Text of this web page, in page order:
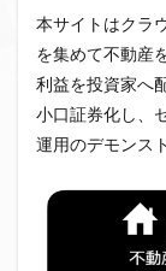
本サイトはクラ
を集めて不動産
利益を投資家へ
小口証券化し、
運用のデモンス
ファンド募集
ファンド募集
投資型クラウ
運用実績